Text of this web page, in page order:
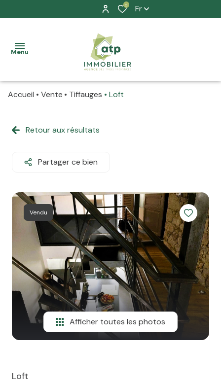
0 Fr
Menu
nos
à la
location
allure
team
alerte
e-
mail
financement
contact
Accueil Vente Tiffauges Loft
Retour aux résultats
Partager ce bien
Vendu
Afficher toutes les photos
Loft